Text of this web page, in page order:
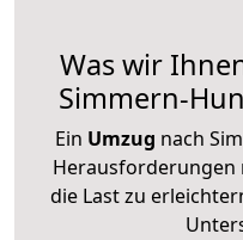
Was wir
Simmern-
Ein Umzug nach
Herausforderungen
die Last zu